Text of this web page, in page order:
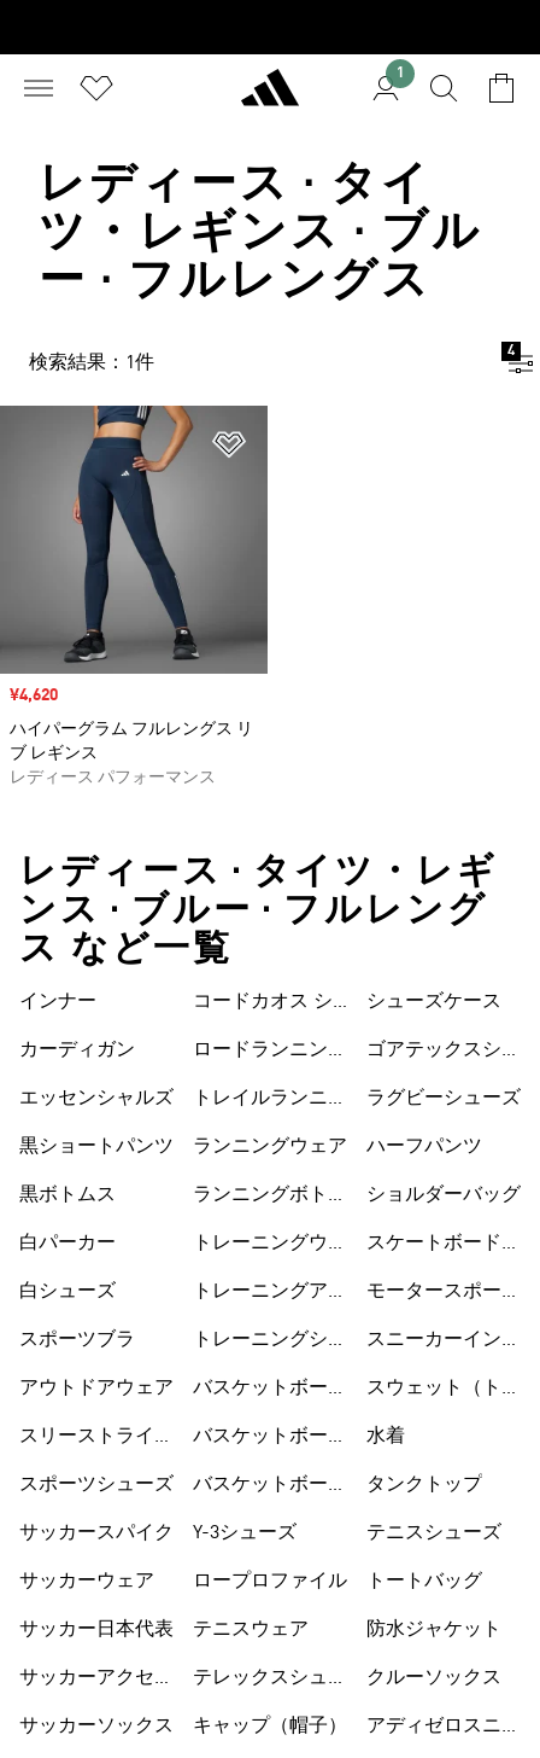
1
レディース · タイ
ツ・レギンス · ブル
ー · フルレングス
検索結果：1件
4
セール価格
¥4,620
ハイパーグラム フルレングス リ
ブ レギンス
レディース パフォーマンス
レディース • タイツ・レギ
ンス • ブルー • フルレング
ス など一覧
インナー
カーディガン
エッセンシャルズ
黒ショートパンツ
黒ボトムス
白パーカー
白シューズ
スポーツブラ
アウトドアウェア
スリーストライプ
スポーツシューズ
サッカースパイク
サッカーウェア
サッカー日本代表
サッカーアクセサ
サッカーソックス
コードカオス シ
ロードランニング
トレイルランニン
ランニングウェア
ランニングボトム
トレーニングウェ
トレーニングアク
トレーニングシュ
バスケットボール
バスケットボール
バスケットボール
Y-3シューズ
ロープロファイル
テニスウェア
テレックスシュー
キャップ（帽子）
シューズケース
ゴアテックスシュ
ラグビーシューズ
ハーフパンツ
ショルダーバッグ
スケートボードシ
モータースポーツ
スニーカーインソ
スウェット（トレ
水着
タンクトップ
テニスシューズ
トートバッグ
防水ジャケット
クルーソックス
アディゼロスニー